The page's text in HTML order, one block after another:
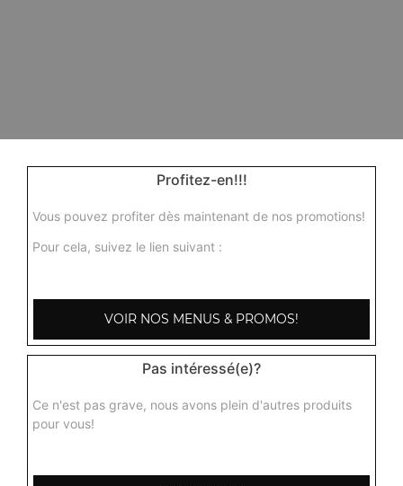
Profitez-en!!!
Vous pouvez profiter dès maintenant de nos promotions!
Pour cela, suivez le lien suivant :
VOIR NOS MENUS & PROMOS!
Pas intéressé(e)?
Ce n'est pas grave, nous avons plein d'autres produits
pour vous!